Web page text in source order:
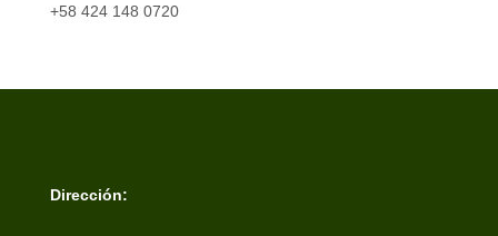
+58 424 148 0720
Dirección: